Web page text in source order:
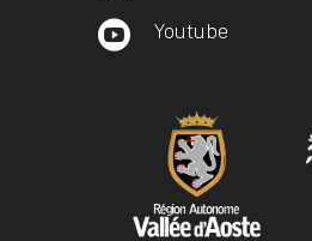
 Youtube